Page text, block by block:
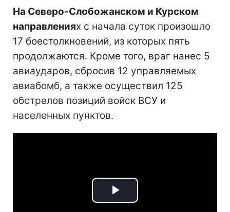
На Северо-Слобожанском и Курском
направлениях с начала суток произошло
17 боестолкновений, из которых пять
продолжаются. Кроме того, враг нанес 5
авиаударов, сбросив 12 управляемых
авиабомб, а также осуществил 125
обстрелов позиций войск ВСУ и
населенных пунктов.
Play